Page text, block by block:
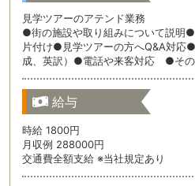
見学ツアーのアテンド業務
●街の施設や取り組みについて説明●
片付け●見学ツアーの方へQ&A対応
成、英訳）●電話や来客対応 ●そ
給与
時給 1800円
月収例 288000円
交通費全額支給 ※当社規定あり